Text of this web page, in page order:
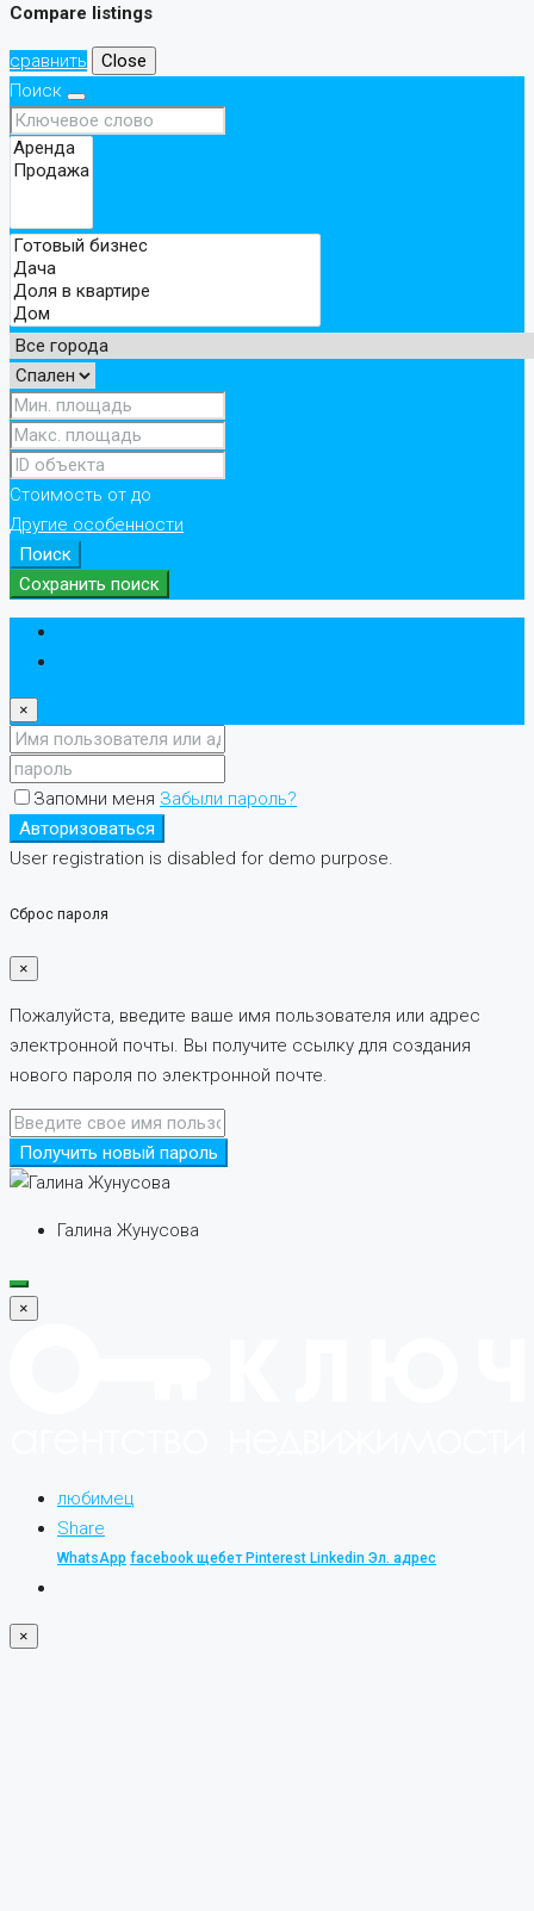
Compare listings
сравнить
Close
Поиск
Стоимость от до
Другие особенности
Поиск
Сохранить поиск
×
Запомни меня Забыли пароль?
Авторизоваться
User registration is disabled for demo purpose.
Сброс пароля
×
Пожалуйста, введите ваше имя пользователя или адрес
электронной почты. Вы получите ссылку для создания
нового пароля по электронной почте.
Получить новый пароль
Галина Жунусова
×
любимец
Share
WhatsApp facebook щебетPinterest Linkedin Эл. адрес
×